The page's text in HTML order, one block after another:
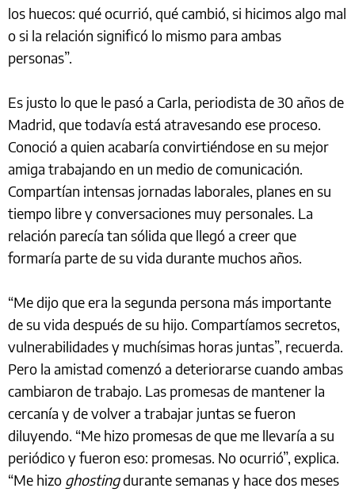
los huecos: qué ocurrió, qué cambió, si hicimos algo mal
o si la relación significó lo mismo para ambas
personas”.
Es justo lo que le pasó a Carla, periodista de 30 años de
Madrid, que todavía está atravesando ese proceso.
Conoció a quien acabaría convirtiéndose en su mejor
amiga trabajando en un medio de comunicación.
Compartían intensas jornadas laborales, planes en su
tiempo libre y conversaciones muy personales. La
relación parecía tan sólida que llegó a creer que
formaría parte de su vida durante muchos años.
“Me dijo que era la segunda persona más importante
de su vida después de su hijo. Compartíamos secretos,
vulnerabilidades y muchísimas horas juntas”, recuerda.
Pero la amistad comenzó a deteriorarse cuando ambas
cambiaron de trabajo. Las promesas de mantener la
cercanía y de volver a trabajar juntas se fueron
diluyendo. “Me hizo promesas de que me llevaría a su
periódico y fueron eso: promesas. No ocurrió”, explica.
“Me hizo ghostingdurante semanas y hace dos meses